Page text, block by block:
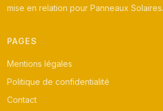
mise en relation pour Panneaux Solaires.
PAGES
Mentions légales
Politique de confidentialité
Contact